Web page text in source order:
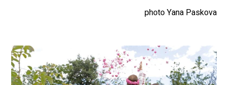
photo Yana Paskova